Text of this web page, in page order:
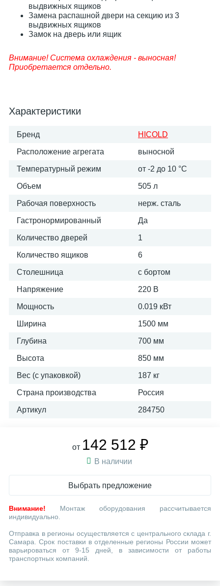
выдвижных ящиков
Замена распашной двери на секцию из 3
выдвижных ящиков
Замок на дверь или ящик
Внимание! Система охлаждения - выносная!
Приобретается отдельно.
Характеристики
Бренд HICOLD
Расположение агрегата выносной
Температурный режим от -2 до 10 °С
Объем 505 л
Рабочая поверхность нерж. сталь
Гастронормированный Да
Количество дверей 1
Количество ящиков 6
Столешница с бортом
Напряжение 220 В
Мощность 0.019 кВт
Ширина 1500 мм
Глубина 700 мм
Высота 850 мм
Вес (с упаковкой) 187 кг
Страна производства Россия
Артикул 284750
от 142 512 ₽
В наличии
Выбрать предложение
Внимание! Монтаж оборудования рассчитывается
индивидуально.
Отправка в регионы осуществляется с центрального склада г.
Самара. Срок поставки в отделенные регионы России может
варьироваться от 9-15 дней, в зависимости от работы
транспортных компаний.